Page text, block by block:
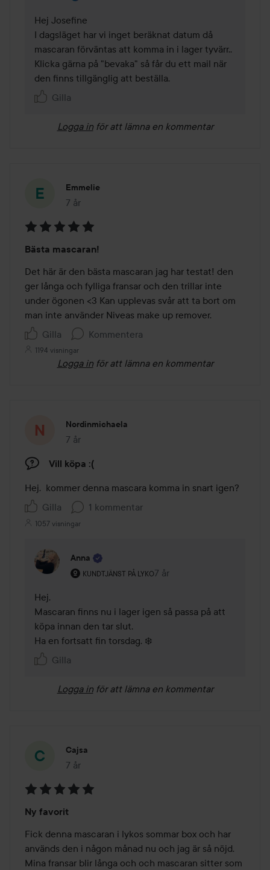
Hej Josefine
I dagsläget har vi inget beräknat datum då
mascaran förväntas att komma in i lager tyvärr..
Klicka gärna på "bevaka" så får du ett mail när
den finns tillgänglig att beställa.
Gilla
Logga in för att lämna en kommentar
Emmelie
7 år
Inlägget skapades 7 år
5
av
5
Bästa mascaran!
Det här är den bästa mascaran jag har testat! den
ger långa och fylliga fransar och den trillar inte
under ögonen <3 Kan upplevas svår att ta bort om
man inte använder Niveas make up remover.
Gilla
Kommentera
1194 visningar
Logga in för att lämna en kommentar
Nordinmichaela
7 år
Inlägget skapades 7 år
Vill köpa :(
Hej.  kommer denna mascara komma in snart igen?
Gilla
1 kommentar
1057 visningar
Anna
KUNDTJÄNST PÅ LYKO
Användarens roll: Kundtjänst på Lyko.
7 år
Kommentaren lades 7 år
Hej.
Mascaran finns nu i lager igen så passa på att
köpa innan den tar slut.
Ha en fortsatt fin torsdag. ❄️
Gilla
Logga in för att lämna en kommentar
Cajsa
7 år
Inlägget skapades 7 år
5
av
5
Ny favorit
Fick denna mascaran i lykos sommar box och har
används den i någon månad nu och jag är så nöjd.
Mina fransar blir långa och och mascaran sitter som